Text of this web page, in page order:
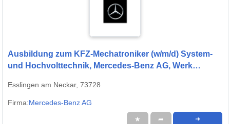
Ausbildung zum KFZ-Mechatroniker (w/m/d) System-
und Hochvolttechnik, Mercedes-Benz AG, Werk
Esslingen am Neckar, 73728
Firma:Mercedes-Benz AG
★ ➦ ➜